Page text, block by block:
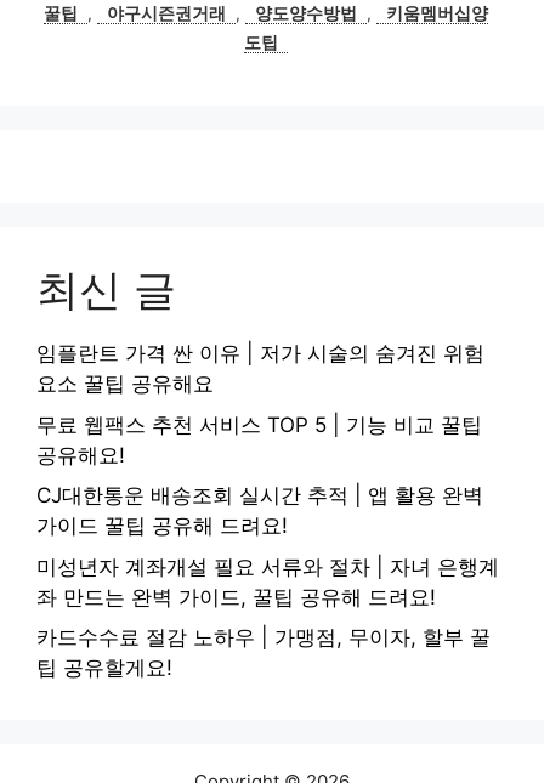
꿀팁
, 야구시즌권거래 , 양도양수방법 ,
키움멤버십양
도팁
최신 글
임플란트 가격 싼 이유 | 저가 시술의 숨겨진 위험
요소 꿀팁 공유해요
무료 웹팩스 추천 서비스 TOP 5 | 기능 비교 꿀팁
공유해요!
CJ대한통운 배송조회 실시간 추적 | 앱 활용 완벽
가이드 꿀팁 공유해 드려요!
미성년자 계좌개설 필요 서류와 절차 | 자녀 은행계
좌 만드는 완벽 가이드, 꿀팁 공유해 드려요!
카드수수료 절감 노하우 | 가맹점, 무이자, 할부 꿀
팁 공유할게요!